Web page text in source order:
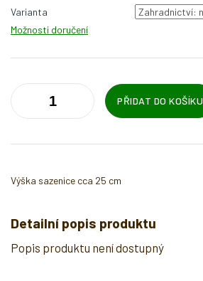
cena:
Varianta
Možnosti doručení
PŘIDAT DO KOŠÍKU
Výška sazenice cca 25 cm
Detailní popis produktu
Popis produktu není dostupný